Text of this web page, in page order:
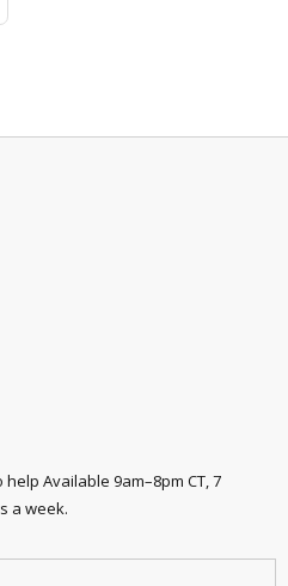
Available 9am–8pm CT, 7
a week.